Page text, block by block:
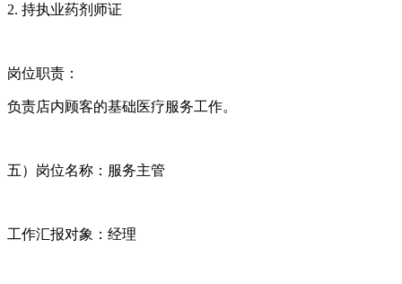
2. 持执业药剂师证
岗位职责：
负责店内顾客的基础医疗服务工作。
五）岗位名称：服务主管
工作汇报对象：经理